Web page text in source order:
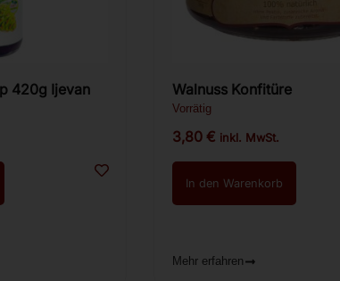
Kiefernzapfensirup 420g Ijevan Walnuss Konfitüre
Vorrätig
3,80 € inkl. MwSt.
In den Warenkorb
Mehr erfahren